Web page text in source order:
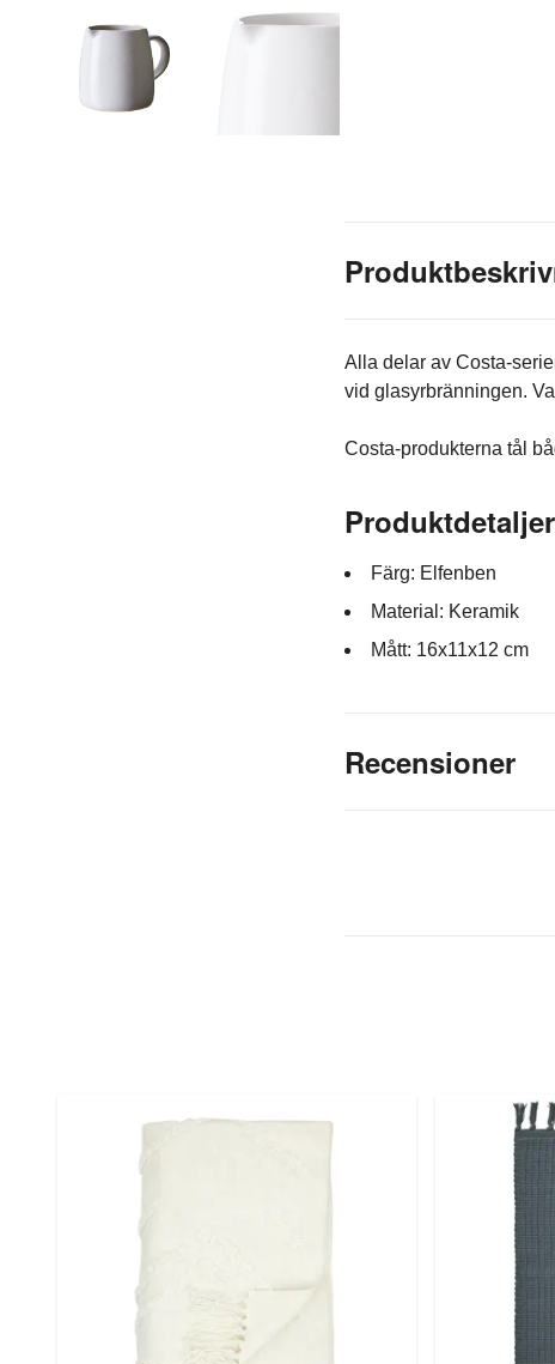
Alla delar av Costa-
vid glasyrbränningen.
Costa-produkterna tål
Produktdetaljer
Färg: Elfenben
Material: Keramik
Mått: 16x11x12 cm
Recensioner